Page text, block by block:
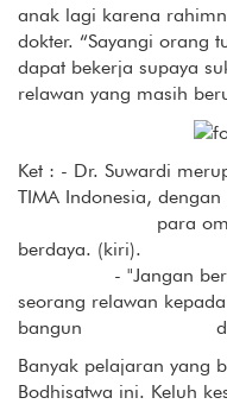
anak lagi karena
dokter. “Sayangi orang
dapat bekerja supaya
relawan yang masih
Ket : - Dr. Suwardi
TIMA Indonesia,
para oma yang
berdaya. (kiri).
- "Jangan
seorang relawan
bangun dari
Banyak pelajaran yang
Bodhisatwa ini. Keluh